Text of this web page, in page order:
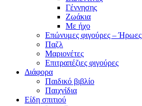
Γέννησης
Ζωάκια
Με ήχο
Επώνυμες φιγούρες – Ήρωες
Παζλ
Μαριονέτες
Επιτραπέζιες φιγούρες
Διάφορα
Παιδικό βιβλίο
Παιχνίδια
Είδη σπιτιού